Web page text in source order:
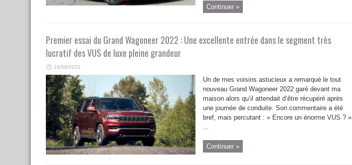
Continuer »
Premier essai du Grand Wagoneer 2022 : Une excellente entrée dans le segment très
lucratif des VUS de luxe pleine grandeur
16/08/2021
Un de mes voisins astucieux a remarqué le tout
nouveau Grand Wagoneer 2022 garé devant ma
maison alors qu’il attendait d’être récupéré après
une journée de conduite. Son commentaire a été
bref, mais percutant : « Encore un énorme VUS ? »
...
Continuer »